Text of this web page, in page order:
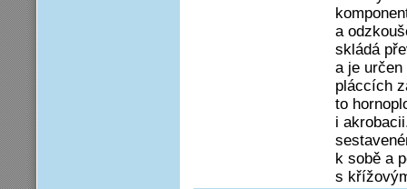
a
skládá
a je určen
pláccích
to
i
k sobě a
s